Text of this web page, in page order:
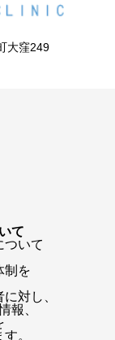
大窪249
て
ついて
制を
対し、
報、
。